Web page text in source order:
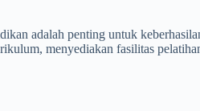
adalah penting untuk
menyediakan fasilitas